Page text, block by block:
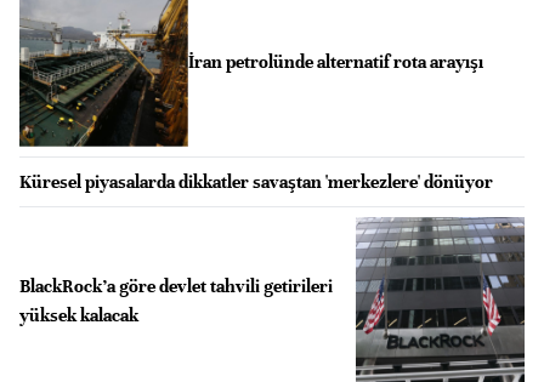
İran petrolünde alternatif rota arayışı
Küresel piyasalarda dikkatler savaştan 'merkezlere' dönüyor
BlackRock’a göre devlet tahvili getirileri
yüksek kalacak